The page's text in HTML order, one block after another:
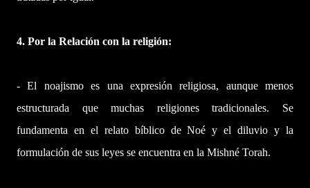
4. Por la Relación con la religión:
- El noajismo es una expresión religiosa, aunque menos
estructurada que muchas religiones tradicionales. Se
fundamenta en el relato bíblico de Noé y el diluvio y la
formulación de sus leyes se encuentra en la Mishné Torah.